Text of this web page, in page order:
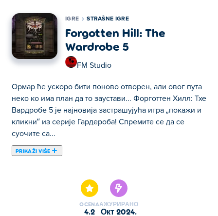
IGRE STRAŠNE IGRE
Forgotten Hill: The
Wardrobe 5
FM Studio
Ормар ће ускоро бити поново отворен, али овог пута
неко ко има план да то заустави... Форготтен Хилл: Тхе
Вардробе 5 је најновија застрашујућа игра „покажи и
кликни“ из серије Гардероба! Спремите се да се
суочите са...
PRIKAŽI VIŠE
Вардробе 5 је најновија застрашујућа игра „покажи и
кликни“ из серије Гардероба! Спремите се да се
суочите са новим ноћним морама, истражите
OCENA
4.2
АЖУРИРАНО
окт 2024.